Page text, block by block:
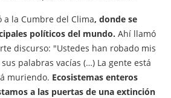
a la Cumbre del Clima, donde se
políticos del mundo. Ahí llamó
discurso: "Ustedes han robado mis
palabras vacías (…) La gente está
muriendo. Ecosistemas enteros
a las puertas de una extinción